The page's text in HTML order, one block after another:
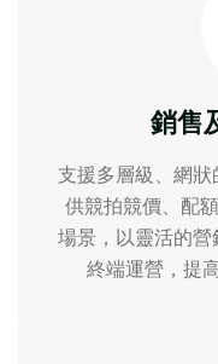
銷售
支援多層級、網
供競拍競價、配
場景，以靈活的
終端運營，提